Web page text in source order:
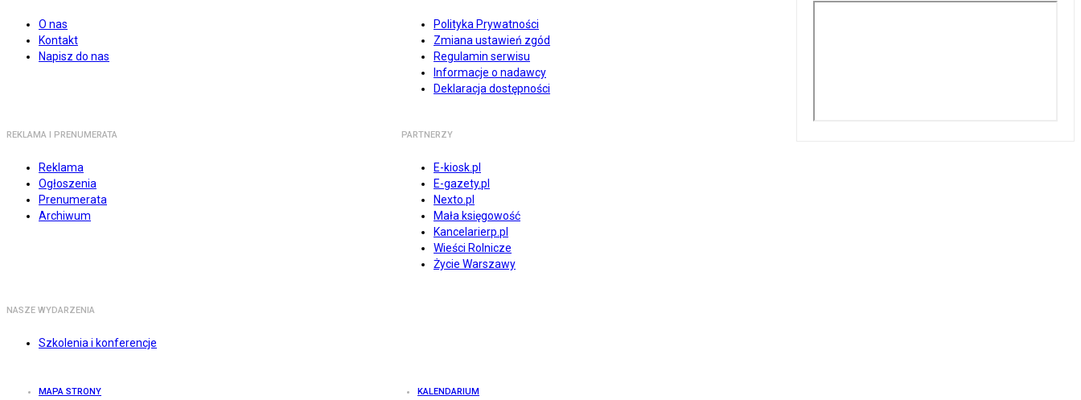
O nas
Kontakt
Napisz do nas
Polityka Prywatności
Zmiana ustawień zgód
Regulamin serwisu
Informacje o nadawcy
Deklaracja dostępności
REKLAMA I PRENUMERATA
Reklama
Ogłoszenia
Prenumerata
Archiwum
PARTNERZY
E-kiosk.pl
E-gazety.pl
Nexto.pl
Mała księgowość
Kancelarierp.pl
Wieści Rolnicze
Życie Warszawy
NASZE WYDARZENIA
Szkolenia i konferencje
MAPA STRONY KALENDARIUM